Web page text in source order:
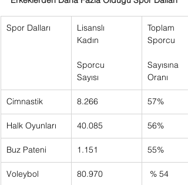
Spor Dalları
Lisanslı
Kadın
Sporcu
Sayısı
Toplam
Sporcu
Sayısına
Oranı
Cimnastik 8.266 57%
Halk Oyunları 40.085 56%
Buz Pateni 1.151 55%
Voleybol 80.970 % 54